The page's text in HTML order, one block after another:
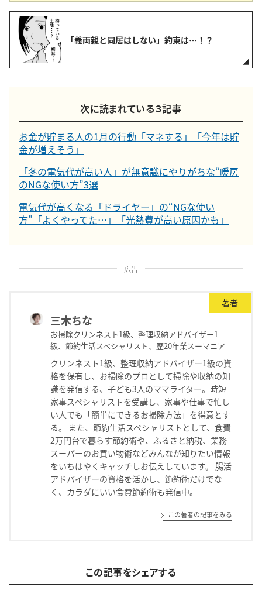
「義両親と同居はしない」約束は…！？
次に読まれている３記事
お金が貯まる人の1月の行動「マネする」「今年は貯
金が増えそう」
「冬の電気代が高い人」が無意識にやりがちな“暖房
のNGな使い方”3選
電気代が高くなる「ドライヤー」の“NGな使い
方”「よくやってた…」「光熱費が高い原因かも」
広告
著者
三木ちな
お掃除クリンネスト1級、整理収納アドバイザー1
級、節約生活スペシャリスト、歴20年業スーマニア
クリンネスト1級、整理収納アドバイザー1級の資
格を保有し、お掃除のプロとして掃除や収納の知
識を発信する、子ども3人のママライター。時短
家事スペシャリストを受講し、家事や仕事で忙し
い人でも「簡単にできるお掃除方法」を得意とす
る。 また、節約生活スペシャリストとして、食費
2万円台で暮らす節約術や、ふるさと納税、業務
スーパーのお買い物術などみんなが知りたい情報
をいちはやくキャッチしお伝えしています。 腸活
アドバイザーの資格を活かし、節約術だけでな
く、カラダにいい食費節約術も発信中。
この著者の記事をみる
この記事をシェアする